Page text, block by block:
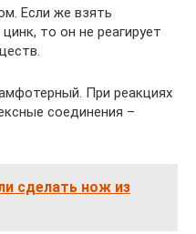
Если же взять
то он не реагирует
При реакциях
соединения –
сделать нож из